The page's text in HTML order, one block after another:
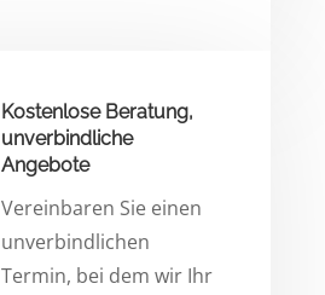
Kostenlose Beratung,
unverbindliche
Angebote
Vereinbaren Sie einen
unverbindlichen
Termin, bei dem wir Ihr